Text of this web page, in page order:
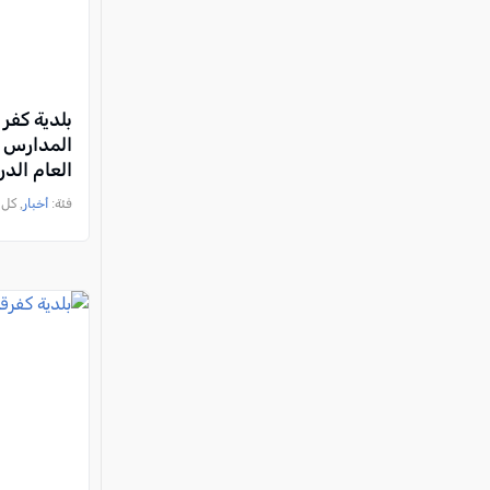
بلدية
المدارس
العام الدراسي
فئة: أخبار , كل